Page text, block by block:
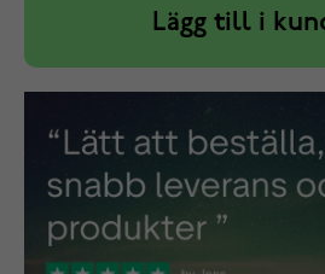
Lägg till i